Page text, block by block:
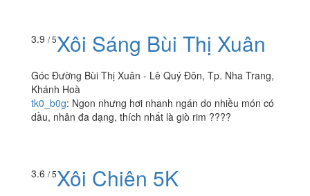
3.9 / 5Xôi Sáng Bùi Thị Xuân
Góc Đường Bùi Thị Xuân - Lê Quý Đôn, Tp. Nha Trang,
Khánh Hoà
tk0_b0g: Ngon nhưng hơi nhanh ngán do nhiều món có
dầu, nhân đa dạng, thích nhất là giò rim ????
3.6 / 5Xôi Chiên 5K